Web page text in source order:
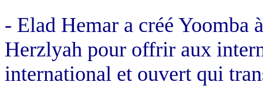
- Elad Hemar a créé Yoomba
Herzlyah pour offrir aux
international et ouvert qui